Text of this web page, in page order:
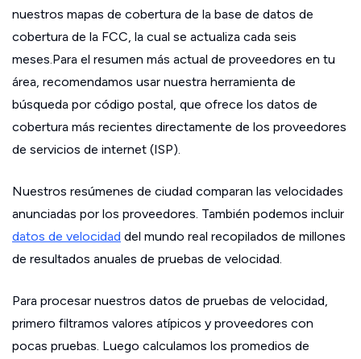
nuestros mapas de cobertura de la base de datos de
cobertura de la FCC, la cual se actualiza cada seis
meses.Para el resumen más actual de proveedores en tu
área, recomendamos usar nuestra herramienta de
búsqueda por código postal, que ofrece los datos de
cobertura más recientes directamente de los proveedores
de servicios de internet (ISP).
Nuestros resúmenes de ciudad comparan las velocidades
anunciadas por los proveedores. También podemos incluir
datos de velocidad del mundo real recopilados de millones
de resultados anuales de pruebas de velocidad.
Para procesar nuestros datos de pruebas de velocidad,
primero filtramos valores atípicos y proveedores con
pocas pruebas. Luego calculamos los promedios de